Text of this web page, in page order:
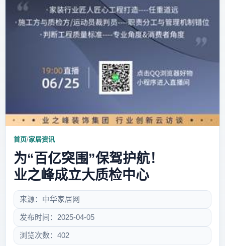
首页/家居资讯
为“百亿突围”保驾护航！
业之峰成立大质检中心
来源：中华家居网
发布时间：2025-04-05
浏览次数：402